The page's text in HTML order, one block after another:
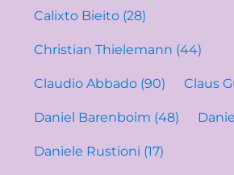
Calixto Bieito (28)
Christian Thielemann (44)
Claudio Abbado (90) Claus
Daniel Barenboim (48)
Daniele Rustioni (17)